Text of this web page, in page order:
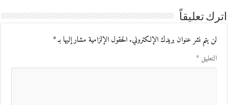
اترك تعليقاً
لن يتم نشر عنوان بريدك الإلكتروني.الحقول الإلزامية مشار إليها بـ*
التعليق*